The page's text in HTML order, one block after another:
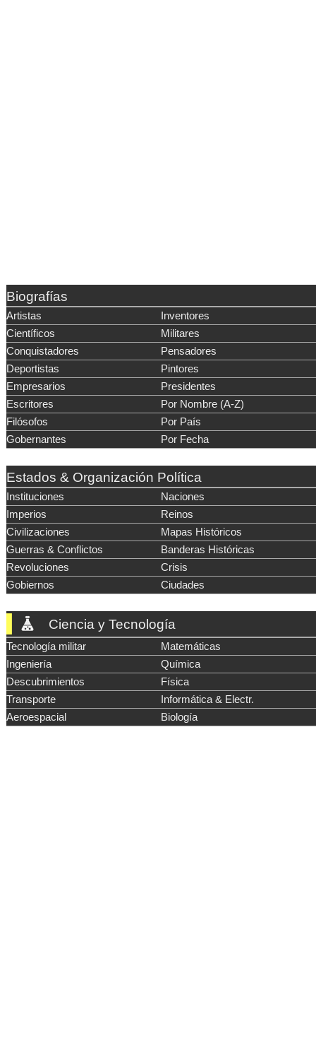
Biografías
Artistas
Inventores
Científicos
Militares
Conquistadores
Pensadores
Deportistas
Pintores
Empresarios
Presidentes
Escritores
Por Nombre (A-Z)
Filósofos
Por País
Gobernantes
Por Fecha
Estados & Organización Política
Instituciones
Naciones
Imperios
Reinos
Civilizaciones
Mapas Históricos
Guerras & Conflictos
Banderas Históricas
Revoluciones
Crisis
Gobiernos
Ciudades
Ciencia y Tecnología
Tecnología militar
Matemáticas
Ingeniería
Química
Descubrimientos
Física
Transporte
Informática & Electr.
Aeroespacial
Biología